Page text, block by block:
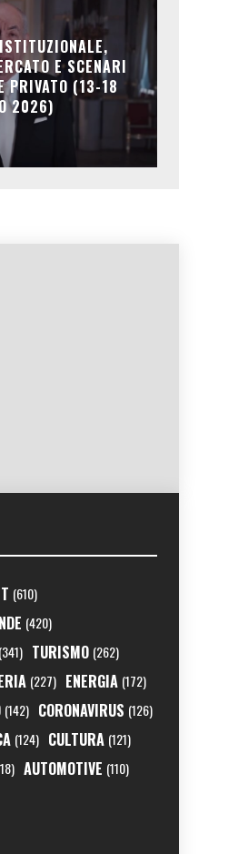
E SCENARI
PRIVATO (13-18
2026)
(610)
(420)
(341) TURISMO (262)
(227) ENERGIA (172)
(142) CORONAVIRUS (126)
(124) CULTURA (121)
AUTOMOTIVE (110)